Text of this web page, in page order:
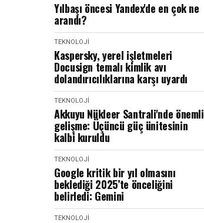
Yılbaşı öncesi Yandex'de en çok ne
arandı?
TEKNOLOJI
Kaspersky, yerel işletmeleri
Docusign temalı kimlik avı
dolandırıcılıklarına karşı uyardı
TEKNOLOJI
Akkuyu Nükleer Santrali'nde önemli
gelişme: Üçüncü güç ünitesinin
kalbi kuruldu
TEKNOLOJI
Google kritik bir yıl olmasını
beklediği 2025’te önceliğini
belirledi: Gemini
TEKNOLOJI